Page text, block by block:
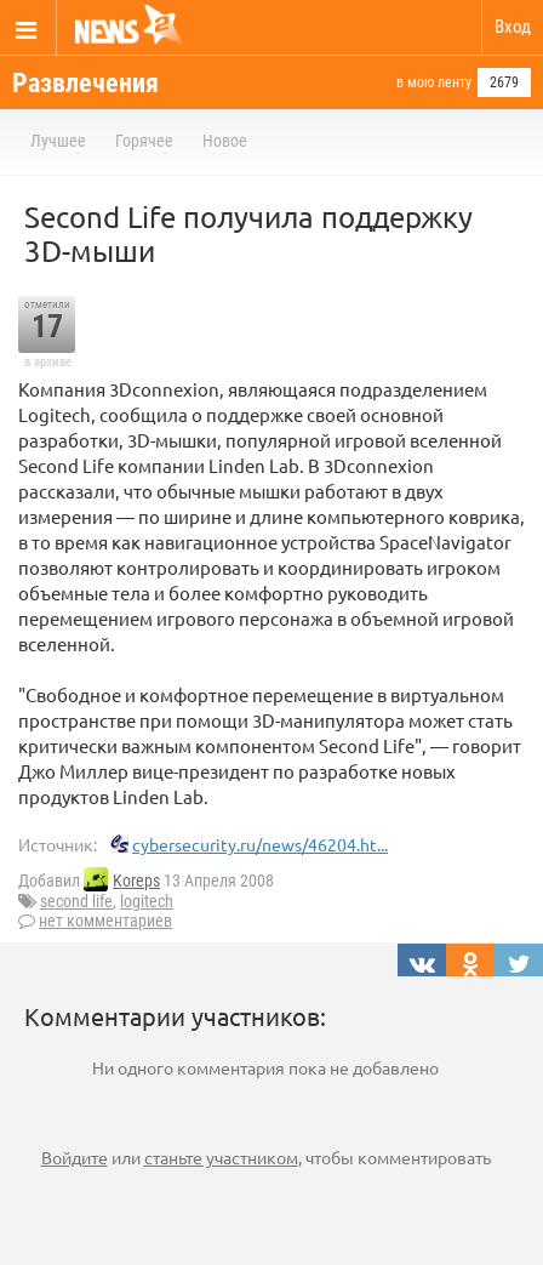
Вход
Развлечения в мою ленту 2679
Лучшее Горячее Новое
Second Life получила поддержку
3D-мыши
отметили
17
в архиве
Компания 3Dconnexion, являющаяся подразделением
Logitech, сообщила о поддержке своей основной
разработки, 3D-мышки, популярной игровой вселенной
Second Life компании Linden Lab. В 3Dconnexion
рассказали, что обычные мышки работают в двух
измерения — по ширине и длине компьютерного коврика,
в то время как навигационное устройства SpaceNavigator
позволяют контролировать и координировать игроком
объемные тела и более комфортно руководить
перемещением игрового персонажа в объемной игровой
вселенной.
"Свободное и комфортное перемещение в виртуальном
пространстве при помощи 3D-манипулятора может стать
критически важным компонентом Second Life", — говорит
Джо Миллер вице-президент по разработке новых
продуктов Linden Lab.
Источник: cybersecurity.ru/news/46204.ht...
Добавил Koreps 13 Апреля 2008
second life, logitech
нет комментариев
Комментарии участников:
Ни одного комментария пока не добавлено
Войдите илистаньте участником, чтобы комментировать